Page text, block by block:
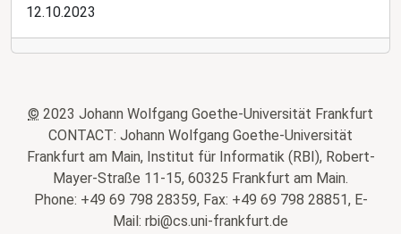
12.10.2023
© 2023 Johann Wolfgang Goethe-Universität Frankfurt
CONTACT: Johann Wolfgang Goethe-Universität
Frankfurt am Main, Institut für Informatik (RBI), Robert-
Mayer-Straße 11-15, 60325 Frankfurt am Main.
Phone: +49 69 798 28359, Fax: +49 69 798 28851, E-
Mail: rbi@cs.uni-frankfurt.de